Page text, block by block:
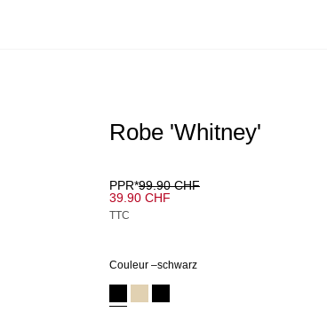
Robe 'Whitney'
PPR*99.90 CHF
39.90 CHF
TTC
Couleur –schwarz